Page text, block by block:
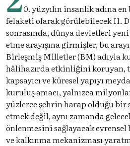
0. yüzyılın insanlık adına
felaketi olarak görülebilecek II.
sonrasında, dünya devletleri
etme arayışına girmişler, bu
Birleşmiş Milletler (BM) adıyla
hâlihazırda etkinliğini koruyan,
kapsayıcı ve küresel yapıyı
kuruluş amacı, yalnızca
yüzlerce şehrin harap olduğu bir
etmek değil, aynı zamanda
önlenmesini sağlayacak
ve kalkınma mekanizması